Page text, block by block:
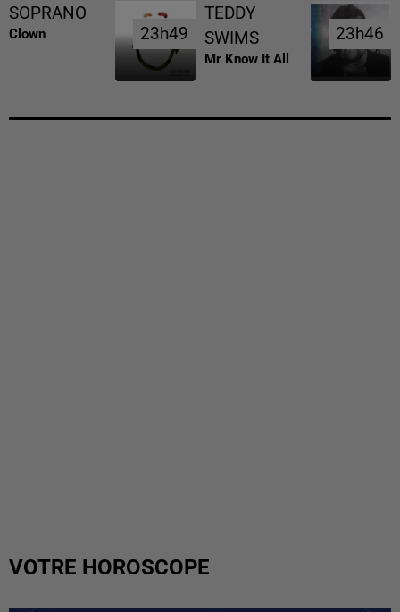
SOPRANO
Clown 23h49
23h49
TEDDY
SWIMS
Mr Know It All
23h46
23h46
VOTRE HOROSCOPE